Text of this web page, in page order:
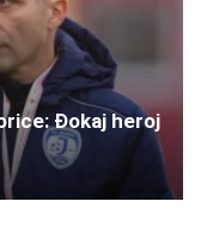
Đokaj heroj